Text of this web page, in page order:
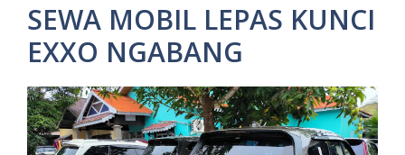
SEWA MOBIL LEPAS KUNCI
EXXO NGABANG